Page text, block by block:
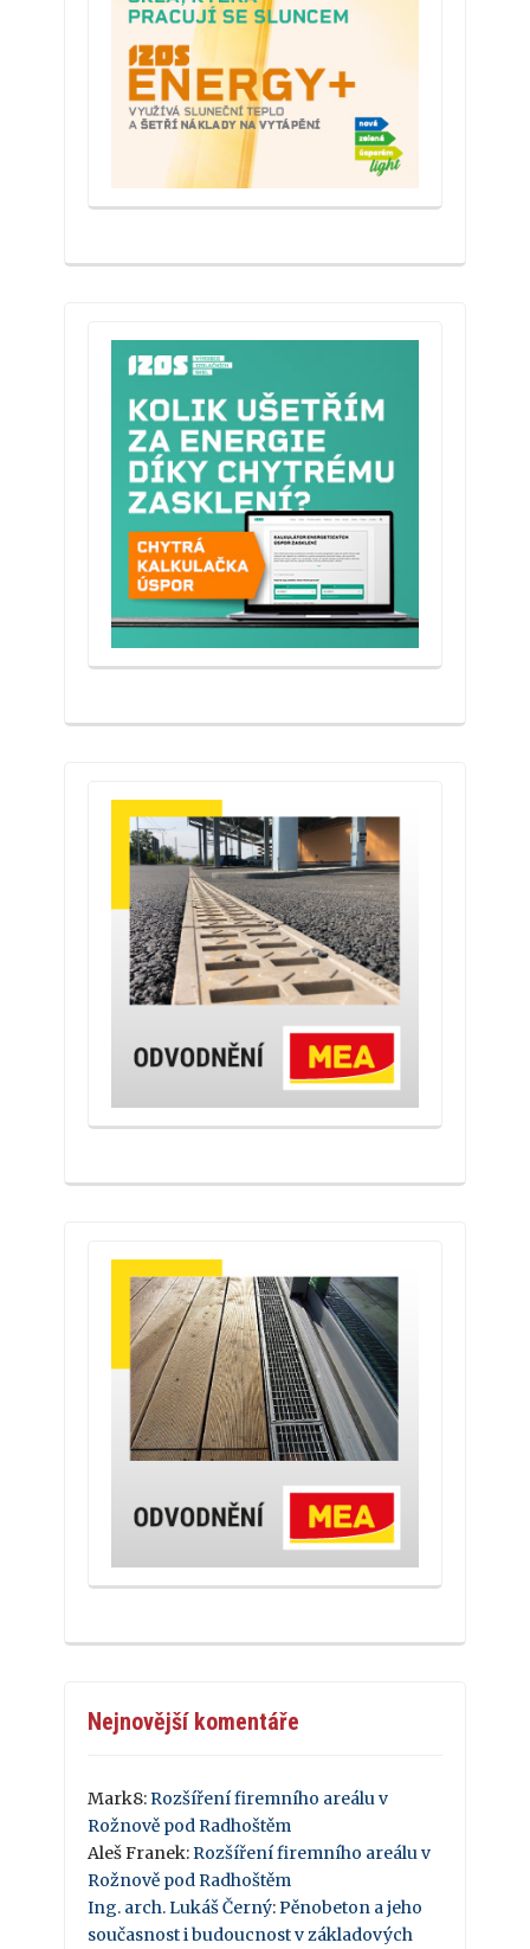
Nejnovější komentáře
Mark8: Rozšíření firemního areálu v
Rožnově pod Radhoštěm
Aleš Franek: Rozšíření firemního areálu v
Rožnově pod Radhoštěm
Ing. arch. Lukáš Černý: Pěnobeton a jeho
současnost i budoucnost v základových